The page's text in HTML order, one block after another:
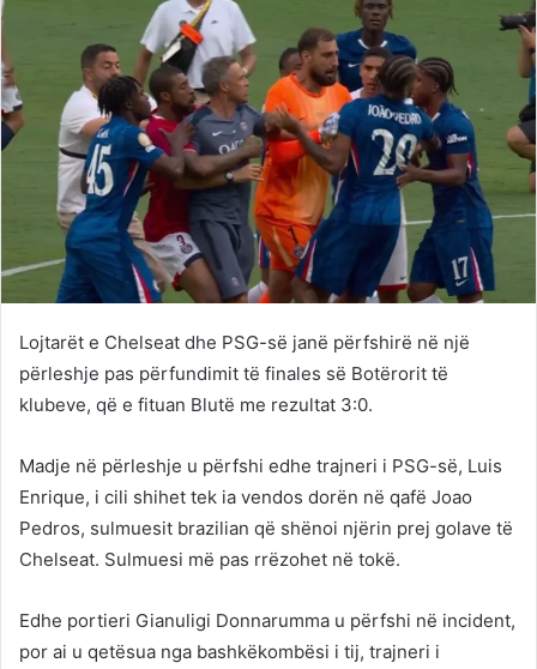
Lojtarët e Chelseat dhe PSG-së janë përfshirë në një
përleshje pas përfundimit të finales së Botërorit të
klubeve, që e fituan Blutë me rezultat 3:0.
Madje në përleshje u përfshi edhe trajneri i PSG-së, Luis
Enrique, i cili shihet tek ia vendos dorën në qafë Joao
Pedros, sulmuesit brazilian që shënoi njërin prej golave të
Chelseat. Sulmuesi më pas rrëzohet në tokë.
Edhe portieri Gianuligi Donnarumma u përfshi në incident,
por ai u qetësua nga bashkëkombësi i tij, trajneri i